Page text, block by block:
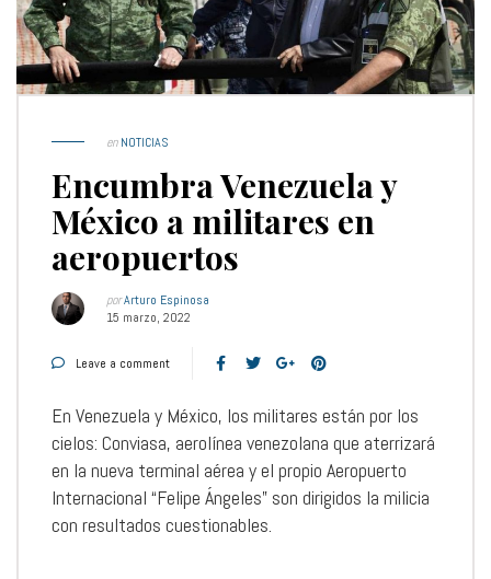
enNOTICIAS
Encumbra Venezuela y
México a militares en
aeropuertos
porArturo Espinosa
15 marzo, 2022
Leave a comment
En Venezuela y México, los militares están por los
cielos: Conviasa, aerolínea venezolana que aterrizará
en la nueva terminal aérea y el propio Aeropuerto
Internacional “Felipe Ángeles” son dirigidos la milicia
con resultados cuestionables.